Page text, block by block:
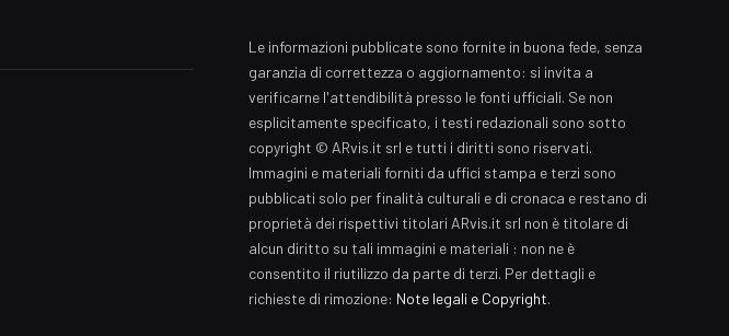
Le informazioni pubblicate sono fornite in buona fede, senza
garanzia di correttezza o aggiornamento: si invita a
verificarne l'attendibilità presso le fonti ufficiali. Se non
esplicitamente specificato, i testi redazionali sono sotto
copyright © ARvis.it srl e tutti i diritti sono riservati.
Immagini e materiali forniti da uffici stampa e terzi sono
pubblicati solo per finalità culturali e di cronaca e restano di
proprietà dei rispettivi titolari ARvis.it srl non è titolare di
alcun diritto su tali immagini e materiali : non ne è
consentito il riutilizzo da parte di terzi. Per dettagli e
richieste di rimozione: Note legali e Copyright.